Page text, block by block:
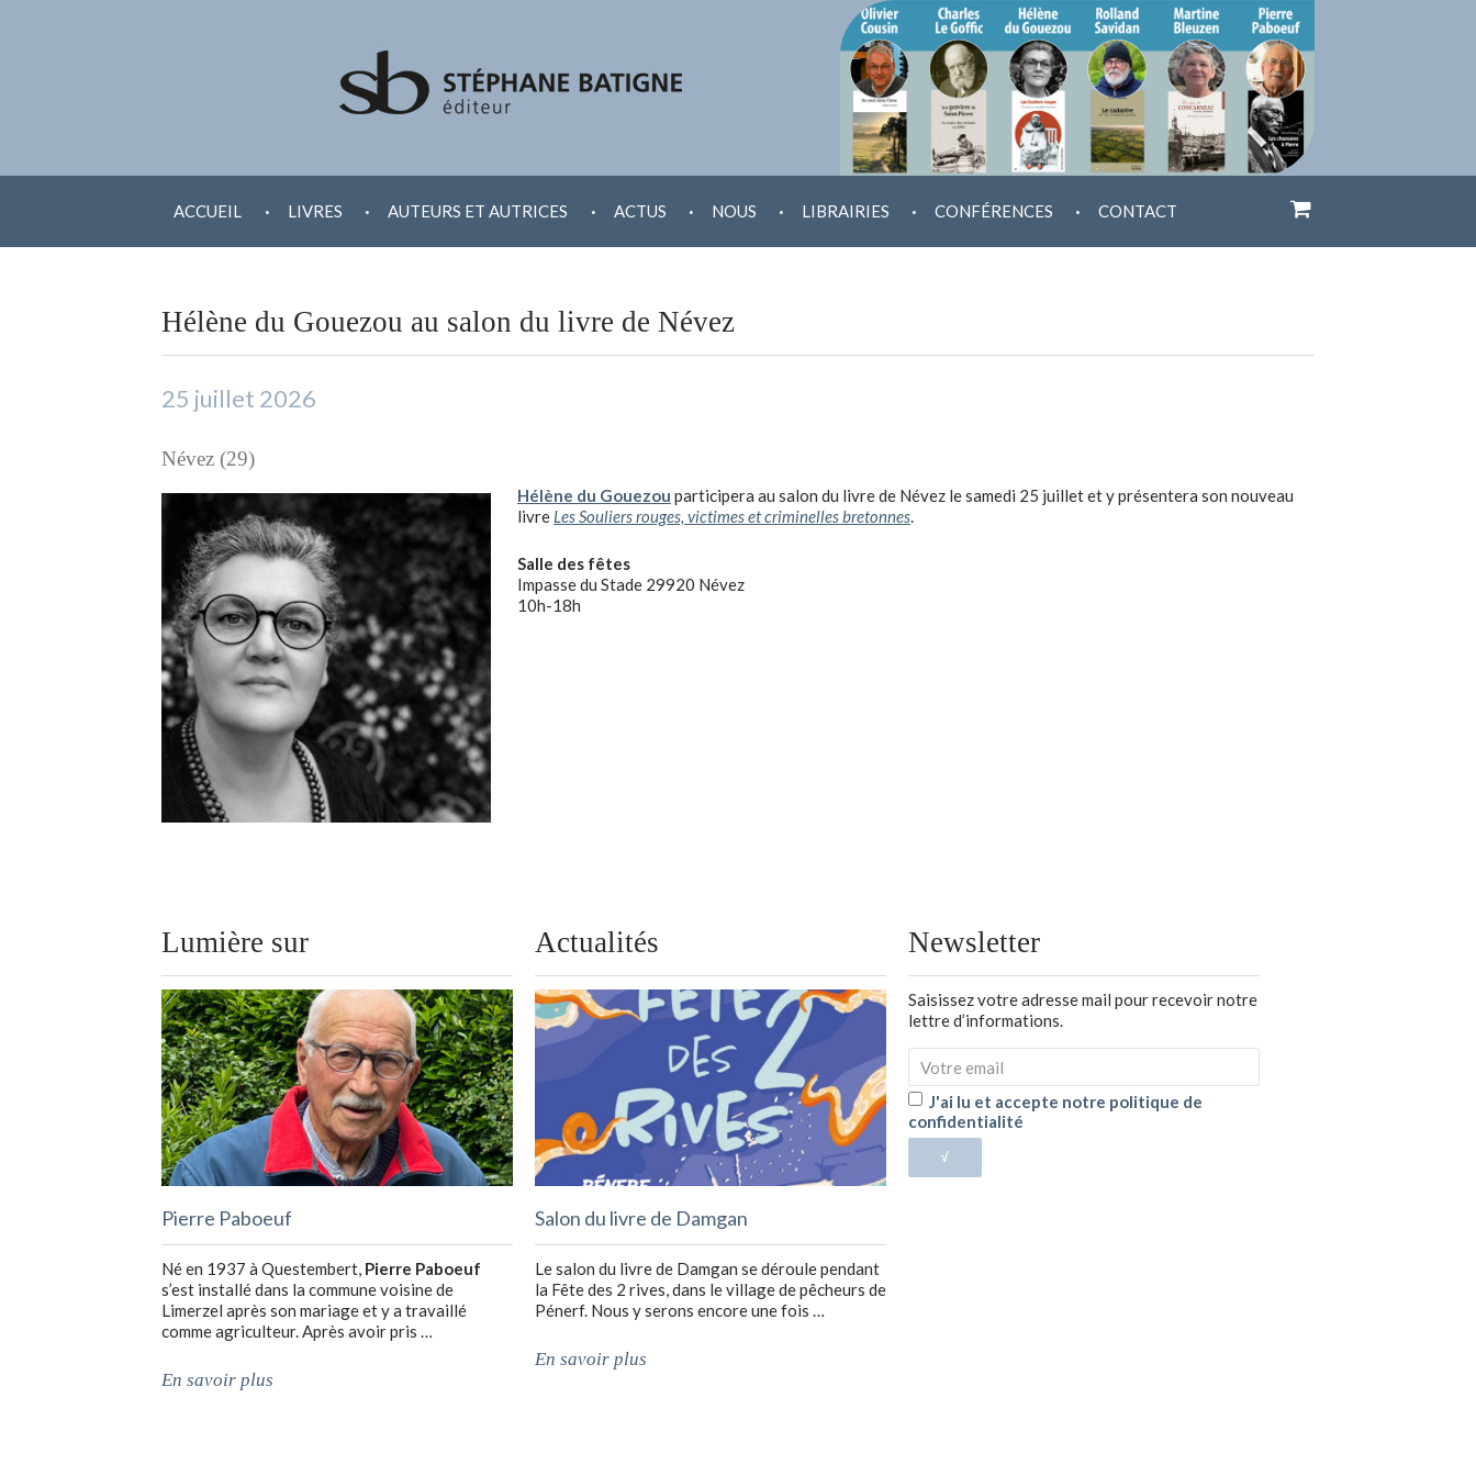
AU
ACCUEIL . LIVRES . AUTEURS ET AUTRICES . ACTUS . NOUS . LIBRAIRIES . CONFÉRENCES . CONTACT
Hélène du Gouezou au salon du livre de Névez
25 juillet 2026
Névez (29)
Hélène du Gouezou participera au salon du livre de Névez le samedi 25 juillet et y présentera son nouveau
livre Les Souliers rouges, victimes et criminelles bretonnes.
Salle des fêtes
Impasse du Stade 29920 Névez
10h-18h
Lumière sur
Pierre Paboeuf
Né en 1937 à Questembert, Pierre Paboeuf
s’est installé dans la commune voisine de
Limerzel après son mariage et y a travaillé
comme agriculteur. Après avoir pris …
En savoir plus
Actualités
Salon du livre de Damgan
Le salon du livre de Damgan se déroule pendant
la Fête des 2 rives, dans le village de pêcheurs de
Pénerf. Nous y serons encore une fois …
En savoir plus
Newsletter
Saisissez votre adresse mail pour recevoir notre
lettre d’informations.
J'ai lu et accepte notre politique de
confidentialité
√